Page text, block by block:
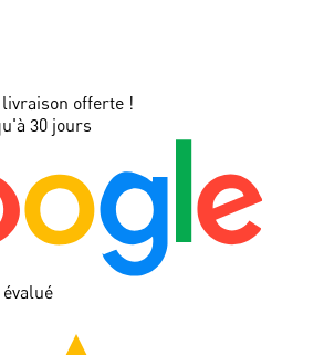
offerte !
30 jours